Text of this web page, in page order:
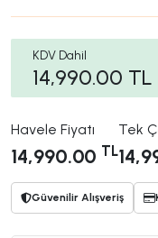
KDV Dahil
14,990.00 TL
Havele Fiyatı
14,990.00 TL
Tek
Güvenilir Alışveriş